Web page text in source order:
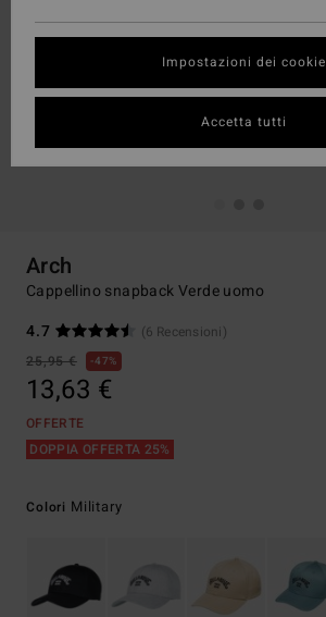
Arch
Cappellino snapback Verde uomo
4.7
(6 Recensioni)
25,95 €
47%
13,63 €
OFFERTE
DOPPIA OFFERTA 25%
Colori Military
Impostazioni dei cookie
Accetta tutti